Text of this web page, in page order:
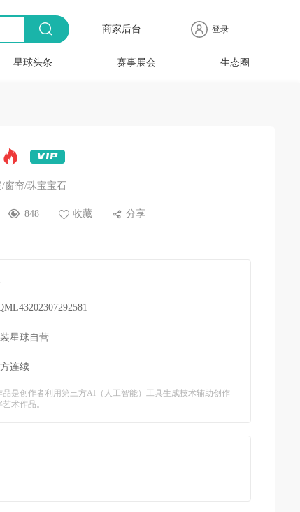
商家后台 登录
星球头条 赛事展会 生态圈
窗帘/珠宝宝石
848 收藏 分享
星球自营
连续
品是创作者利用第三方AI（人工智能）工具生成技术辅助创作
术作品。